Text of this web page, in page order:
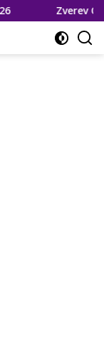
Zverev Gagal Juara